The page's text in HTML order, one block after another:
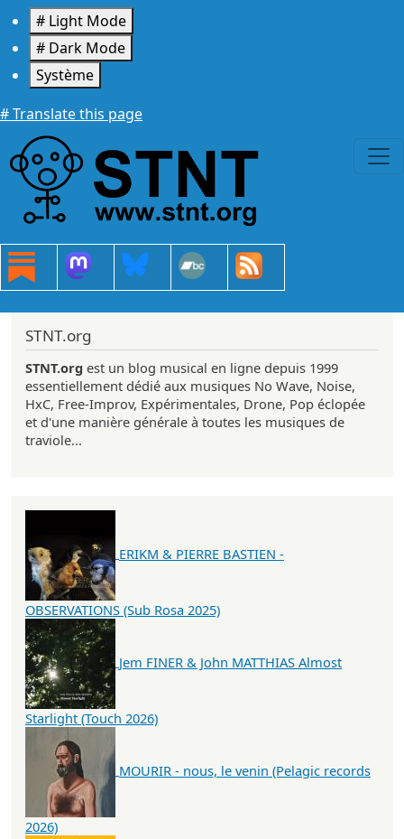
Aller au contenu principal
# Light Mode
# Dark Mode
Système
# Translate this page
STNT.org
STNT.org est un blog musical en ligne depuis 1999
essentiellement dédié aux musiques No Wave, Noise,
HxC, Free-Improv, Expérimentales, Drone, Pop éclopée
et d'une manière générale à toutes les musiques de
traviole...
ERIKM & PIERRE BASTIEN -
OBSERVATIONS (Sub Rosa 2025)
Jem FINER & John MATTHIAS Almost
Starlight (Touch 2026)
MOURIR - nous, le venin (Pelagic records
2026)